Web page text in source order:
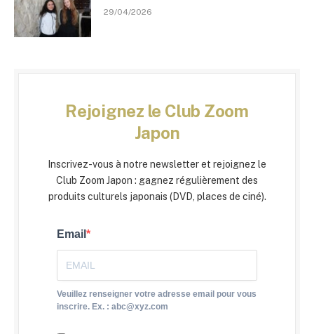
29/04/2026
Rejoignez le Club Zoom
Japon
Inscrivez-vous à notre newsletter et rejoignez le
Club Zoom Japon : gagnez régulièrement des
produits culturels japonais (DVD, places de ciné).
Email
Veuillez renseigner votre adresse email pour vous
inscrire. Ex. : abc@xyz.com